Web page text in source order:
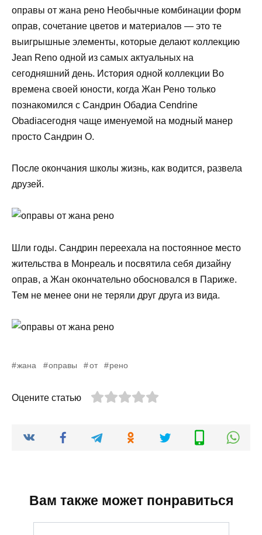
оправы от жана рено Необычные комбинации форм
оправ, сочетание цветов и материалов — это те
выигрышные элементы, которые делают коллекцию
Jean Reno одной из самых актуальных на
сегодняшний день. История одной коллекции Во
времена своей юности, когда Жан Рено только
познакомился с Сандрин Обадиа Cendrine
Obadiaсегодня чаще именуемой на модный манер
просто Сандрин О.
После окончания школы жизнь, как водится, развела
друзей.
Шли годы. Сандрин переехала на постоянное место
жительства в Монреаль и посвятила себя дизайну
оправ, а Жан окончательно обосновался в Париже.
Тем не менее они не теряли друг друга из вида.
жана оправы от рено
Оцените статью
Вам также может понравиться